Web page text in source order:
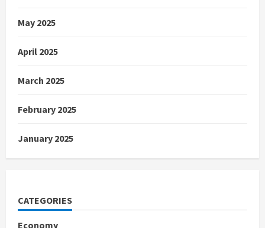
May 2025
April 2025
March 2025
February 2025
January 2025
CATEGORIES
Economy